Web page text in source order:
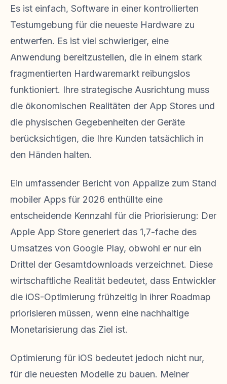
Es ist einfach, Software in einer kontrollierten
Testumgebung für die neueste Hardware zu
entwerfen. Es ist viel schwieriger, eine
Anwendung bereitzustellen, die in einem stark
fragmentierten Hardwaremarkt reibungslos
funktioniert. Ihre strategische Ausrichtung muss
die ökonomischen Realitäten der App Stores und
die physischen Gegebenheiten der Geräte
berücksichtigen, die Ihre Kunden tatsächlich in
den Händen halten.
Ein umfassender Bericht von Appalize zum Stand
mobiler Apps für 2026 enthüllte eine
entscheidende Kennzahl für die Priorisierung: Der
Apple App Store generiert das 1,7-fache des
Umsatzes von Google Play, obwohl er nur ein
Drittel der Gesamtdownloads verzeichnet. Diese
wirtschaftliche Realität bedeutet, dass Entwickler
die iOS-Optimierung frühzeitig in ihrer Roadmap
priorisieren müssen, wenn eine nachhaltige
Monetarisierung das Ziel ist.
Optimierung für iOS bedeutet jedoch nicht nur,
für die neuesten Modelle zu bauen. Meiner